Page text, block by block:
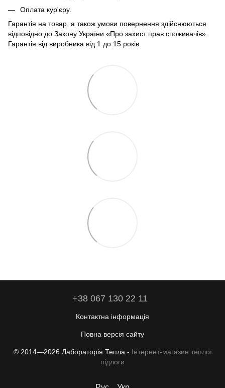
Оплата кур'єру.
Гарантія на товар, а також умови повернення здійснюються
відповідно до Закону України «Про захист прав споживачів».
Гарантія від виробника від 1 до 15 років.
+38 067 130 22 11
Контактна інформація
Повна версія сайту
© 2014—2026 Лабораторія Тепла - Інтернет-магазин теплої
підлоги